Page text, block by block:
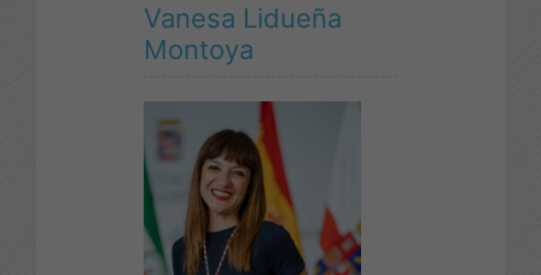
Vanesa Lidueña
Montoya